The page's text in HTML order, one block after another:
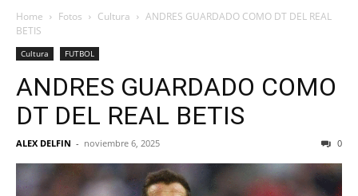
Home Fotos Cultura
ANDRES GUARDADO COMO DT DEL REAL
BETIS
Cultura FUTBOL
ANDRES GUARDADO COMO
DT DEL REAL BETIS
ALEX DELFIN - noviembre 6, 2025 0